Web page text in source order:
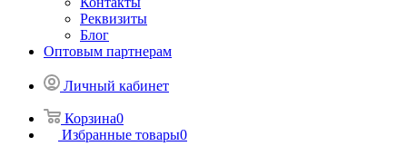
Реквизиты
Блог
Оптовым партнерам
Личный кабинет
Корзина0
Избранные товары0